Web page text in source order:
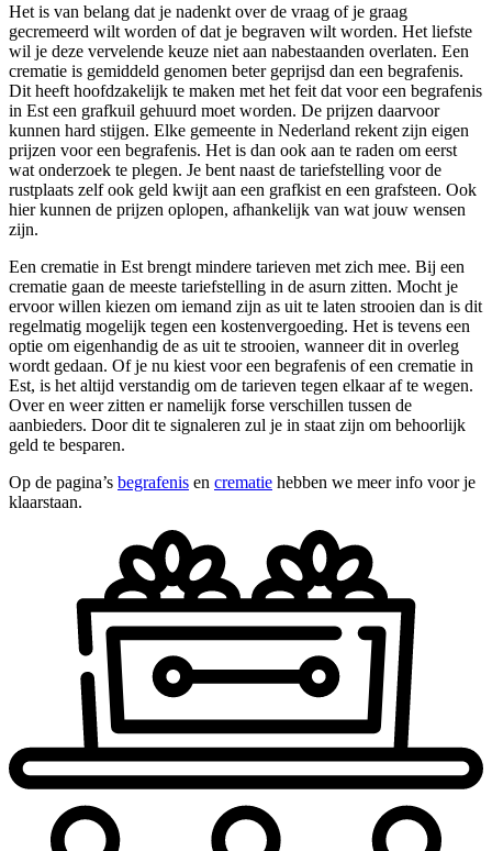
Het is van belang dat je nadenkt over de vraag of je graag
gecremeerd wilt worden of dat je begraven wilt worden. Het liefste
wil je deze vervelende keuze niet aan nabestaanden overlaten. Een
crematie is gemiddeld genomen beter geprijsd dan een begrafenis.
Dit heeft hoofdzakelijk te maken met het feit dat voor een begrafenis
in Est een grafkuil gehuurd moet worden. De prijzen daarvoor
kunnen hard stijgen. Elke gemeente in Nederland rekent zijn eigen
prijzen voor een begrafenis. Het is dan ook aan te raden om eerst
wat onderzoek te plegen. Je bent naast de tariefstelling voor de
rustplaats zelf ook geld kwijt aan een grafkist en een grafsteen. Ook
hier kunnen de prijzen oplopen, afhankelijk van wat jouw wensen
zijn.
Een crematie in Est brengt mindere tarieven met zich mee. Bij een
crematie gaan de meeste tariefstelling in de asurn zitten. Mocht je
ervoor willen kiezen om iemand zijn as uit te laten strooien dan is dit
regelmatig mogelijk tegen een kostenvergoeding. Het is tevens een
optie om eigenhandig de as uit te strooien, wanneer dit in overleg
wordt gedaan. Of je nu kiest voor een begrafenis of een crematie in
Est, is het altijd verstandig om de tarieven tegen elkaar af te wegen.
Over en weer zitten er namelijk forse verschillen tussen de
aanbieders. Door dit te signaleren zul je in staat zijn om behoorlijk
geld te besparen.
Op de pagina’s begrafenis en crematie hebben we meer info voor je
klaarstaan.